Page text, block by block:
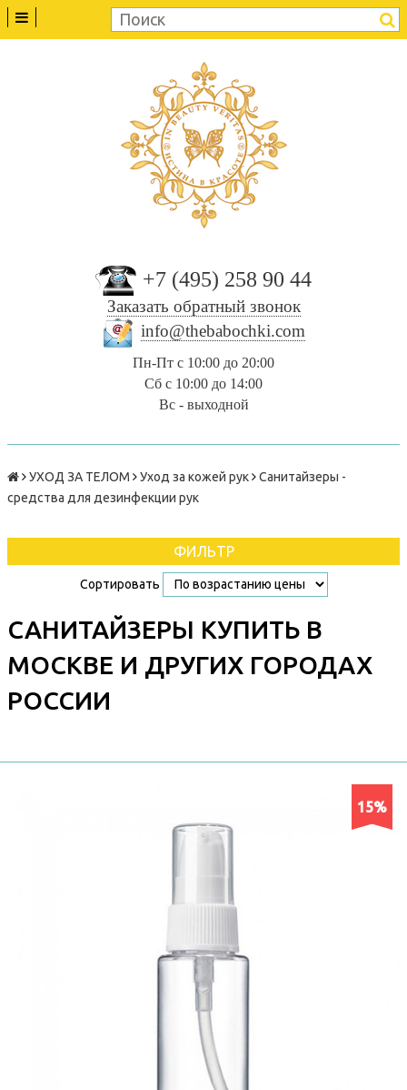
+7 (495) 258 90 44
Заказать обратный звонок
info@thebabochki.com
Пн-Пт с 10:00 до 20:00
Сб с 10:00 до 14:00
Вс - выходной
УХОД ЗА ТЕЛОМ Уход за кожей рук
Санитайзеры -
средства для дезинфекции рук
ФИЛЬТР
Сортировать
САНИТАЙЗЕРЫ КУПИТЬ В
МОСКВЕ И ДРУГИХ ГОРОДАХ
РОССИИ
15%